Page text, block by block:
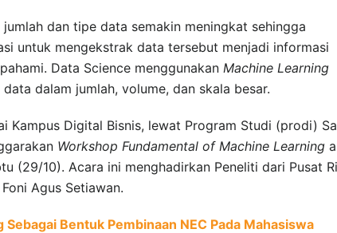
jumlah dan tipe data semakin meningkat sehingga
untuk mengekstrak data tersebut menjadi informasi
Data Science menggunakan Machine Learning
dalam jumlah, volume, dan skala besar.
Kampus Digital Bisnis, lewat Program Studi (prodi)
Workshop Fundamental of Machine Learning
(29/10). Acara ini menghadirkan Peneliti dari Pusat
Agus Setiawan.
Bentuk Pembinaan NEC Pada Mahasiswa